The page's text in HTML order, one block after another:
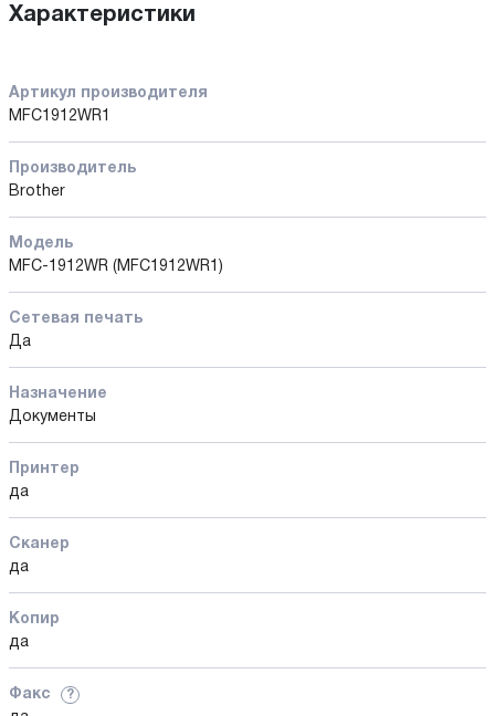
Характеристики
Артикул производителя
MFC1912WR1
Производитель
Brother
Модель
MFC-1912WR (MFC1912WR1)
Сетевая печать
Да
Назначение
Документы
Принтер
да
Сканер
да
Копир
да
Факс ?